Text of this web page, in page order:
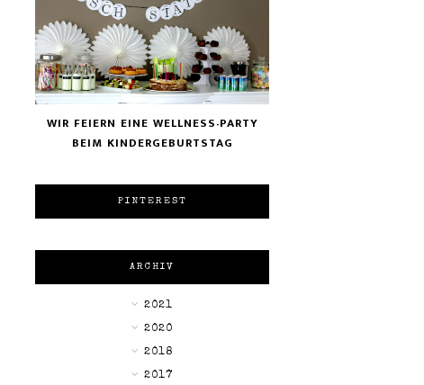
WIR FEIERN EINE WELLNESS-PARTY
BEIM KINDERGEBURTSTAG
PINTEREST
ARCHIV
▼2021
►2020
►2018
►2017